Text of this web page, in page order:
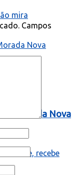
Morada Nova
Campos